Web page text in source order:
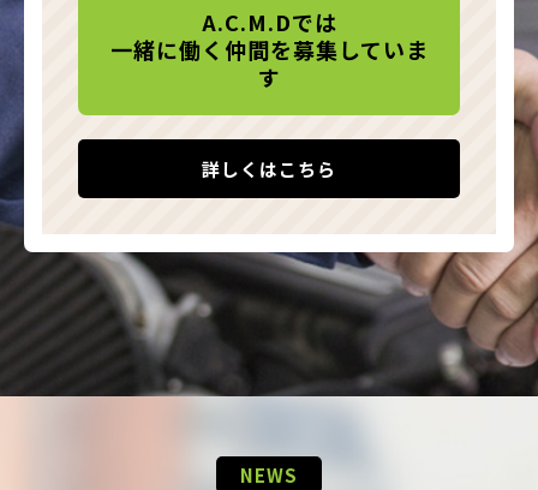
A.C.M.Dでは
一緒に働く仲間を募集していま
す
詳しくはこちら
NEWS